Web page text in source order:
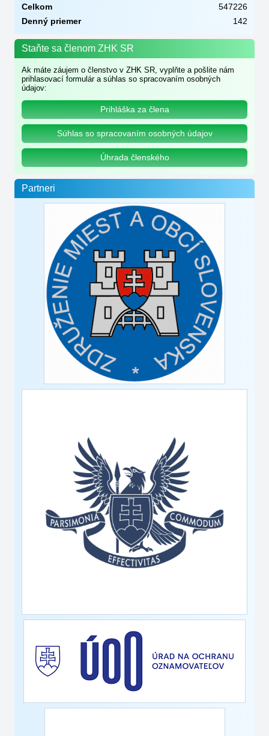
Celkom
547226
Denný priemer
142
Staňte sa členom ZHK SR
Ak máte záujem o členstvo v ZHK SR, vyplňte a pošlite nám
prihlasovací formulár a súhlas so spracovaním osobných
údajov:
Prihláška za člena
Súhlas so spracovaním osobných údajov
Úhrada členského
Partneri